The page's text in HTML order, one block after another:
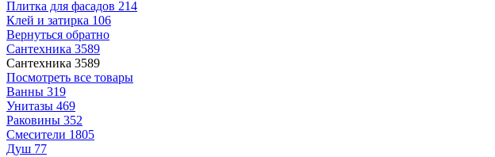
Плитка для фасадов 214
Клей и затирка 106
Вернуться обратно
Сантехника 3589
Сантехника 3589
Посмотреть все товары
Ванны 319
Унитазы 469
Раковины 352
Смесители 1805
Душ 77